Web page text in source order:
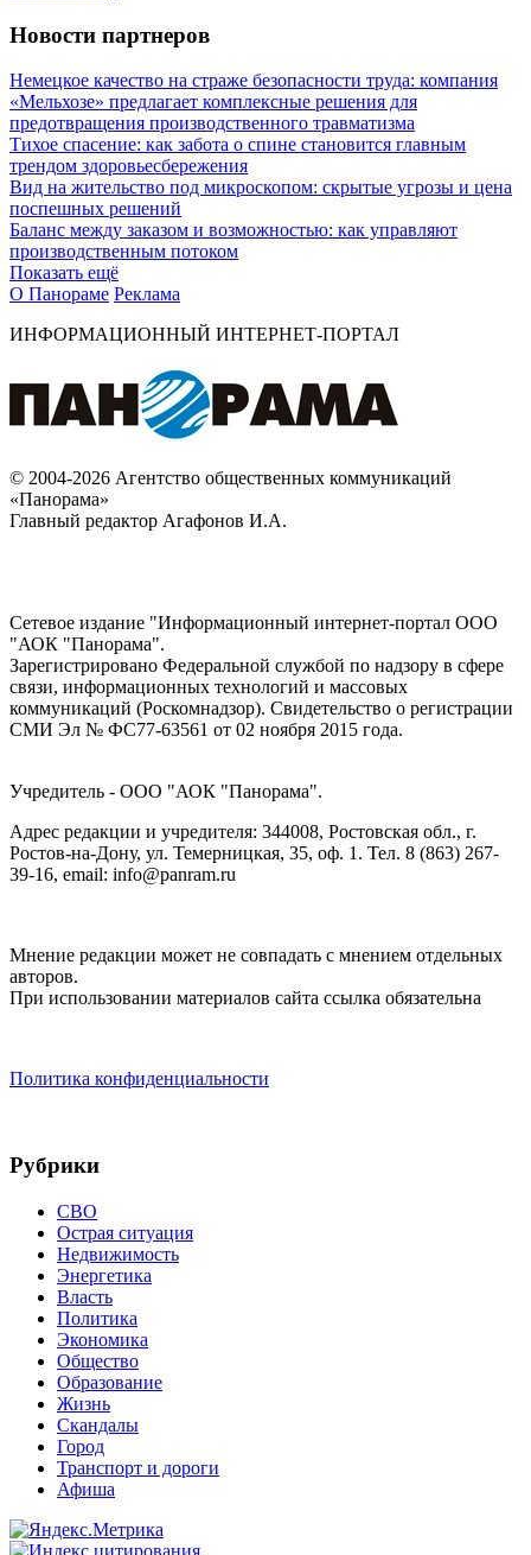
Новости партнеров
Немецкое качество на страже безопасности труда: компания
«Мельхозе» предлагает комплексные решения для
предотвращения производственного травматизма
Тихое спасение: как забота о спине становится главным
трендом здоровьесбережения
Вид на жительство под микроскопом: скрытые угрозы и цена
поспешных решений
Баланс между заказом и возможностью: как управляют
производственным потоком
Показать ещё
О Панораме Реклама
ИНФОРМАЦИОННЫЙ ИНТЕРНЕТ-ПОРТАЛ
© 2004-2026 Агентство общественных коммуникаций
«Панорама»
Главный редактор Агафонов И.А.
Сетевое издание "Информационный интернет-портал ООО
"АОК "Панорама".
Зарегистрировано Федеральной службой по надзору в сфере
связи, информационных технологий и массовых
коммуникаций (Роскомнадзор). Cвидетельство о регистрации
СМИ Эл № ФС77-63561 от 02 ноября 2015 года.
Учредитель - ООО "АОК "Панорама".
Адрес редакции и учредителя: 344008, Ростовская обл., г.
Ростов-на-Дону, ул. Темерницкая, 35, оф. 1. Тел. 8 (863) 267-
39-16, email: info@panram.ru
Мнение редакции может не совпадать с мнением отдельных
авторов.
При использовании материалов сайта ссылка обязательна
Политика конфиденциальности
Рубрики
СВО
Острая ситуация
Недвижимость
Энергетика
Власть
Политика
Экономика
Общество
Образование
Жизнь
Скандалы
Город
Транспорт и дороги
Афиша